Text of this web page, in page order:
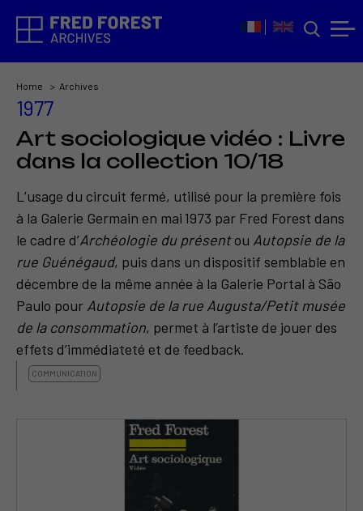
Home Archives
1977
Art sociologique vidéo : Livre
dans la collection 10/18
L’usage du circuit fermé, utilisé pour la première fois
à la Galerie Germain en mai 1973 par Fred Forest dans
le cadre d’Archéologie du présentou Autopsie de la
rue Guénégaud, puis dans un dispositif semblable en
décembre de la même année à la Galerie Portal à São
Paulo pour Autopsie de la rue Augusta/Petit musée
de la consommation, permet à l’artiste de jouer des
effets d’immédiateté et de feedback.
COMMUNICATION